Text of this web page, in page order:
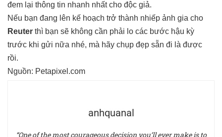
đem lại thông tin nhanh nhất cho độc giả.
Nếu bạn đang lên kế hoạch trở thành nhiếp ảnh gia cho
Reuter thì bạn sẽ không cần phải lo các bước hậu kỳ
trước khi gửi nữa nhé, mà hãy chụp đẹp sẵn đi là được
rồi.
Nguồn: Petapixel.com
anhquanal
“One of the most courageous decision you’ll ever make is to